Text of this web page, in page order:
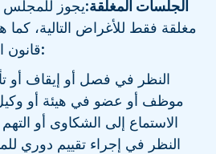
الجلسات المغلقة:يجوز
مغلقة فقط للأغراض التالية،
قانون الاجتماعات المفتوحة:
النظر في فصل أو إيقاف أو
موظف أو عضو في هيئة أو وكيل
الاستماع إلى الشكاوى أو
النظر في إجراء تقييم دوري